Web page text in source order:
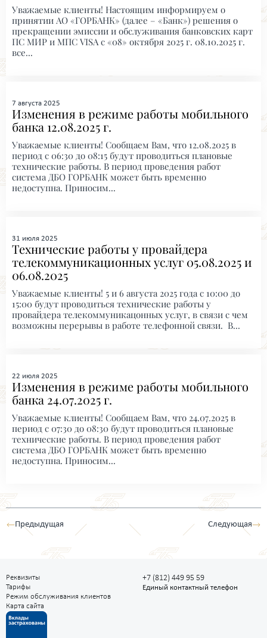
Уважаемые клиенты! Настоящим информируем о
принятии АО «ГОРБАНК» (далее – «Банк») решения о
прекращении эмиссии и обслуживания банковских карт
ПС МИР и МПС VISA с «08» октября 2025 г. 08.10.2025 г.
все...
7 августа 2025
Изменения в режиме работы мобильного
банка 12.08.2025 г.
Уважаемые клиенты! Сообщаем Вам, что 12.08.2025 в
период с 06:30 до 08:15 будут проводиться плановые
технические работы. В период проведения работ
система ДБО ГОРБАНК может быть временно
недоступна. Приносим...
31 июля 2025
Технические работы у провайдера
телекоммуникационных услуг 05.08.2025 и
06.08.2025
Уважаемые клиенты! 5 и 6 августа 2025 года с 10:00 до
15:00 будут проводиться технические работы у
провайдера телекоммуникацонных услуг, в связи с чем
возможны перерывы в работе телефонной связи. В...
22 июля 2025
Изменения в режиме работы мобильного
банка 24.07.2025 г.
Уважаемые клиенты! Сообщаем Вам, что 24.07.2025 в
период с 07:30 до 08:30 будут проводиться плановые
технические работы. В период проведения работ
система ДБО ГОРБАНК может быть временно
недоступна. Приносим...
Предыдущая Следующая
Реквизиты
Тарифы
Режим обслуживания клиентов
Карта сайта
+7 (812) 449 95 59
Единый контактный телефон